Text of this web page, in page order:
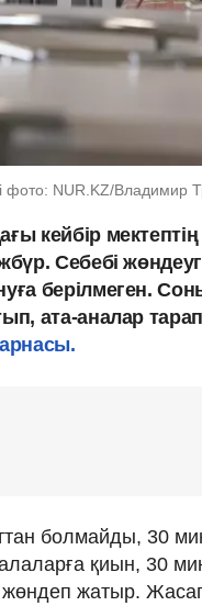
фото: NUR.KZ/Владимир
кейбір
Себебі
берілмеген.
ата-аналар
болмайды, 30
қиын, 30
жөндеп жатыр.